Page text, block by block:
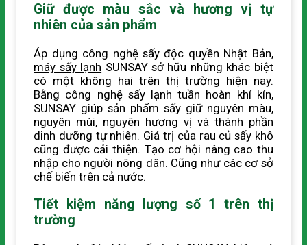
Giữ được màu sắc và hương vị tự
nhiên của sản phẩm
Áp dụng công nghệ sấy độc quyền Nhật Bản,
máy sấy lạnh SUNSAY sở hữu những khác biệt
có một không hai trên thị trường hiện nay.
Bằng công nghệ sấy lạnh tuần hoàn khí kín,
SUNSAY giúp sản phẩm sấy giữ nguyên màu,
nguyên mùi, nguyên hương vị và thành phần
dinh dưỡng tự nhiên. Giá trị của rau củ sấy khô
cũng được cải thiện. Tạo cơ hội nâng cao thu
nhập cho người nông dân. Cũng như các cơ sở
chế biến trên cả nước.
Tiết kiệm năng lượng số 1 trên thị
trường